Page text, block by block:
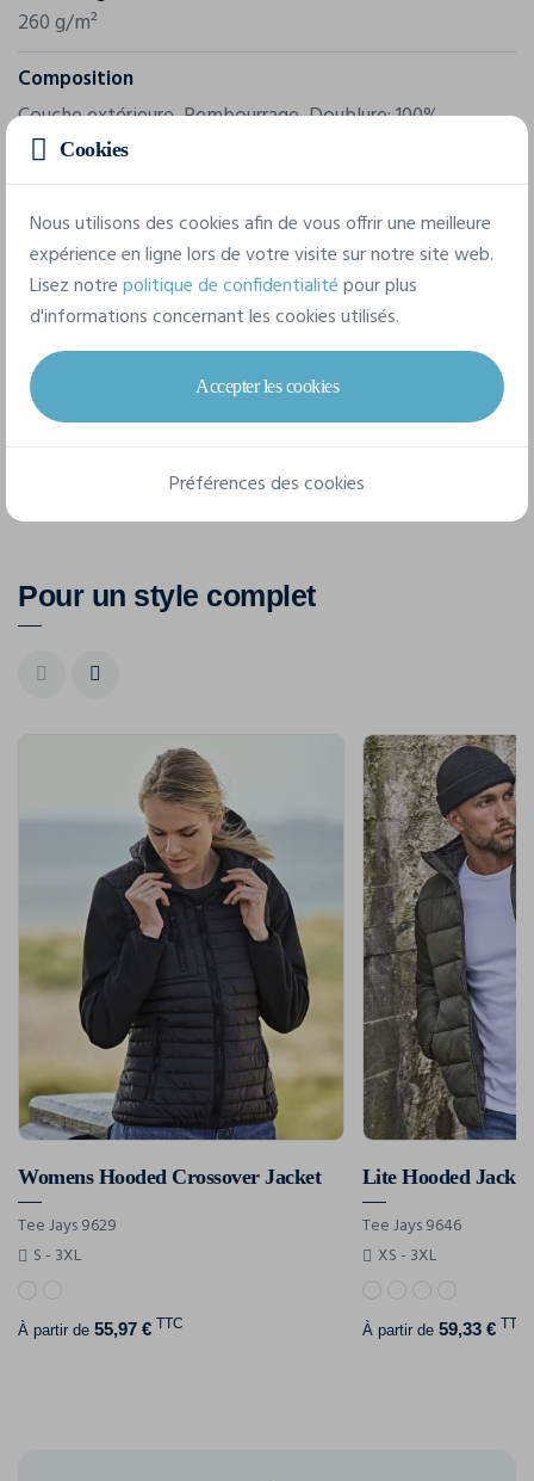
260 g/m²
Composition
Couche extérieure, Rembourrage, Doublure: 100%
polyester, Softshell: 95% polyester / 5% élasthanne
6 tailles disponibles
S M L XL XXL
Fiche technique
Pour un style complet
Womens Hooded Crossover Jacket
Tee Jays 9629
S - 3XL
À partir de 55,97 € TTC
Lite Hooded Jacket
Tee Jays 9646
XS - 3XL
À partir de 59,33 € TTC
Cookies
Nous utilisons des cookies afin de vous offrir une meilleure
expérience en ligne lors de votre visite sur notre site web.
Lisez notrepolitique de confidentialitépour plus
d'informations concernant les cookies utilisés.
Accepter les cookies
Préférences des cookies